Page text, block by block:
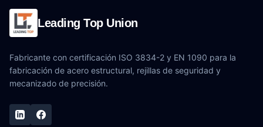
Leading Top Union
Fabricante con certificación ISO 3834-2 y EN 1090 para la
fabricación de acero estructural, rejillas de seguridad y
mecanizado de precisión.